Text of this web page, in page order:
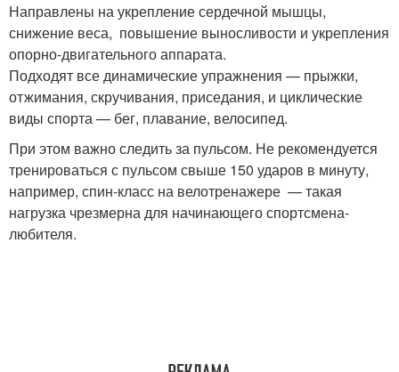
Направлены на укрепление сердечной мышцы,
снижение веса, повышение выносливости и укрепления
опорно-двигательного аппарата.
Подходят все динамические упражнения — прыжки,
отжимания, скручивания, приседания, и циклические
виды спорта — бег, плавание, велосипед.
При этом важно следить за пульсом. Не рекомендуется
тренироваться с пульсом свыше 150 ударов в минуту,
например, спин-класс на велотренажере — такая
нагрузка чрезмерна для начинающего спортсмена-
любителя.